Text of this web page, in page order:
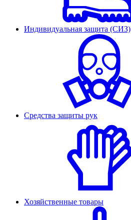
Индивидуальная защита (СИЗ)
Средства защиты рук
Хозяйственные товары